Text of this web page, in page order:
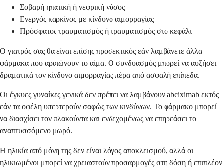
Σοβαρή ηπατική ή νεφρική νόσος
Ενεργός καρκίνος με κίνδυνο αιμορραγίας
Πρόσφατος τραυματισμός ή τραυματισμός στο κεφάλι
Ο γιατρός σας θα είναι επίσης προσεκτικός εάν λαμβάνετε άλλα
φάρμακα που αραιώνουν το αίμα. Ο συνδυασμός μπορεί να αυξήσει
δραματικά τον κίνδυνο αιμορραγίας πέρα από ασφαλή επίπεδα.
Οι έγκυες γυναίκες γενικά δεν πρέπει να λαμβάνουν abciximab εκτός
εάν τα οφέλη υπερτερούν σαφώς των κινδύνων. Το φάρμακο μπορεί
να διασχίσει τον πλακούντα και ενδεχομένως να επηρεάσει το
αναπτυσσόμενο μωρό.
Η ηλικία από μόνη της δεν είναι λόγος αποκλεισμού, αλλά οι
ηλικιωμένοι μπορεί να χρειαστούν προσαρμογές στη δόση ή επιπλέον